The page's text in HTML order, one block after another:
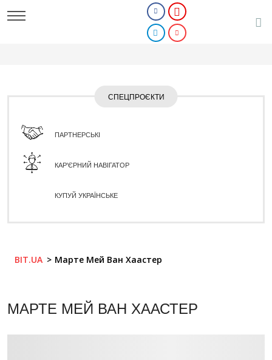
СПЕЦПРОЄКТИ
ПАРТНЕРСЬКІ
КАР'ЄРНИЙ НАВІГАТОР
КУПУЙ УКРАЇНСЬКЕ
BIT.UA Марте Мей Ван Хаастер
МАРТЕ МЕЙ ВАН ХААСТЕР